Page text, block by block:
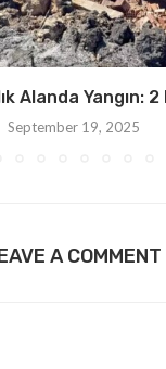
Alanda Yangın: 2
September 19, 2025
A COMMENT